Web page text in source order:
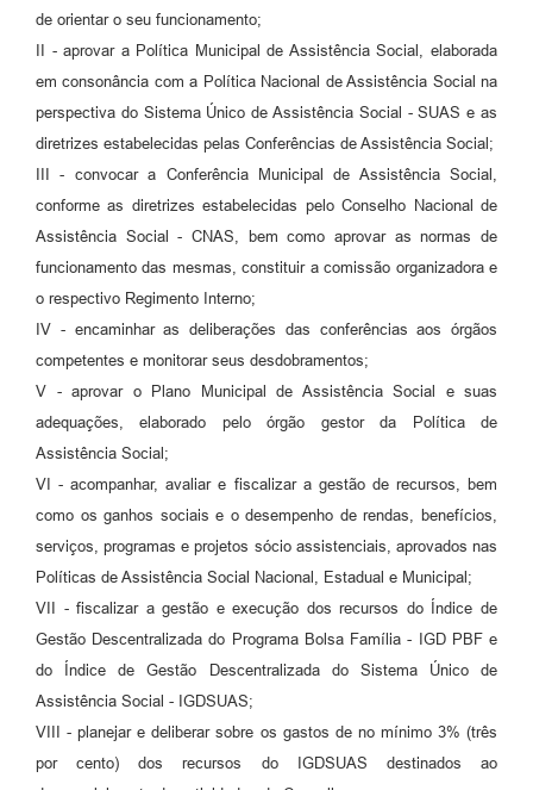
de orientar o seu funcionamento;
II - aprovar a Política Municipal de Assistência Social, elaborada
em consonância com a Política Nacional de Assistência Social na
perspectiva do Sistema Único de Assistência Social - SUAS e as
diretrizes estabelecidas pelas Conferências de Assistência Social;
III - convocar a Conferência Municipal de Assistência Social,
conforme as diretrizes estabelecidas pelo Conselho Nacional de
Assistência Social - CNAS, bem como aprovar as normas de
funcionamento das mesmas, constituir a comissão organizadora e
o respectivo Regimento Interno;
IV - encaminhar as deliberações das conferências aos órgãos
competentes e monitorar seus desdobramentos;
V - aprovar o Plano Municipal de Assistência Social e suas
adequações, elaborado pelo órgão gestor da Política de
Assistência Social;
VI - acompanhar, avaliar e fiscalizar a gestão de recursos, bem
como os ganhos sociais e o desempenho de rendas, benefícios,
serviços, programas e projetos sócio assistenciais, aprovados nas
Políticas de Assistência Social Nacional, Estadual e Municipal;
VII - fiscalizar a gestão e execução dos recursos do Índice de
Gestão Descentralizada do Programa Bolsa Família - IGD PBF e
do Índice de Gestão Descentralizada do Sistema Único de
Assistência Social - IGDSUAS;
VIII - planejar e deliberar sobre os gastos de no mínimo 3% (três
por cento) dos recursos do IGDSUAS destinados ao